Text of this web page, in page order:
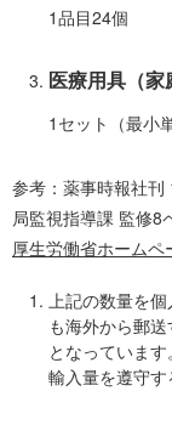
1品目24個
医療用具（
1セット（最小
参考：薬事時報社
局監視指導課 監修8
厚生労働省ホーム
上記の数量を
も海外から郵
となっています。
輸入量を遵守す